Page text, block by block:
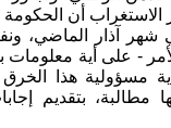
الاستغراب أن
شهر آذار الماضي،
- على أية معلومات
مسؤولية هذا
مطالبة، بتقديم